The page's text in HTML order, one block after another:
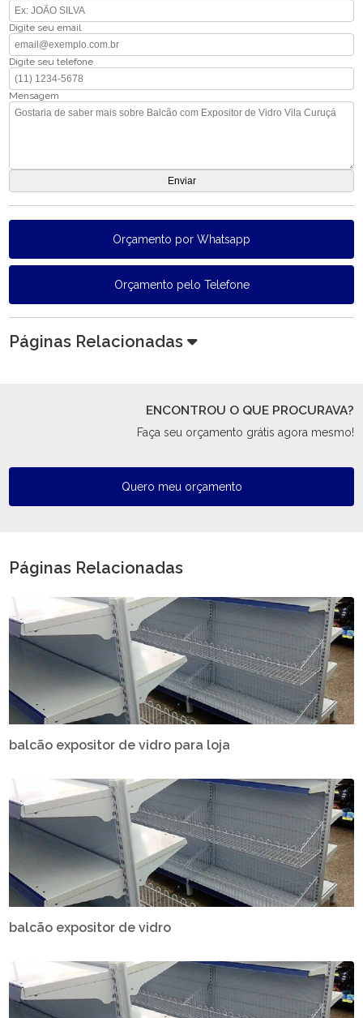
Digite seu email
Digite seu telefone
Mensagem
Orçamento por Whatsapp
Orçamento pelo Telefone
Páginas Relacionadas
ENCONTROU O QUE PROCURAVA?
Faça seu orçamento grátis agora mesmo!
Quero meu orçamento
Páginas Relacionadas
balcão expositor de vidro para loja
balcão expositor de vidro